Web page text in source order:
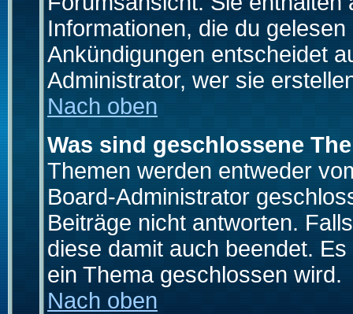
Informationen, die du
Ankündigungen entscheidet
Administrator, wer sie
Nach oben
Was sind geschlossene
Themen werden entweder
Board-Administrator
Beiträge nicht antworten.
diese damit auch beendet.
ein Thema geschlossen wird.
Nach oben